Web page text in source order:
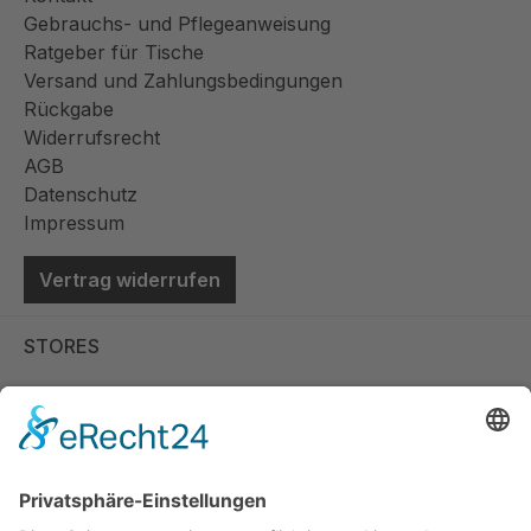
Gebrauchs- und Pflegeanweisung
Ratgeber für Tische
Versand und Zahlungsbedingungen
Rückgabe
Widerrufsrecht
AGB
Datenschutz
Impressum
Vertrag widerrufen
STORES
Store Viernheim
Store Berlin
Handelspartner Köln
SICHERE BEZAHLUNG